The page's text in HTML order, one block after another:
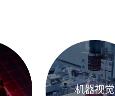
机器视觉